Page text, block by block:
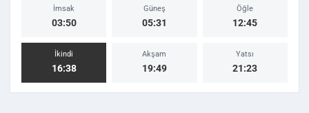
İmsak
03:50
Güneş
05:31
Öğle
12:45
İkindi
16:38
Akşam
19:49
Yatsı
21:23